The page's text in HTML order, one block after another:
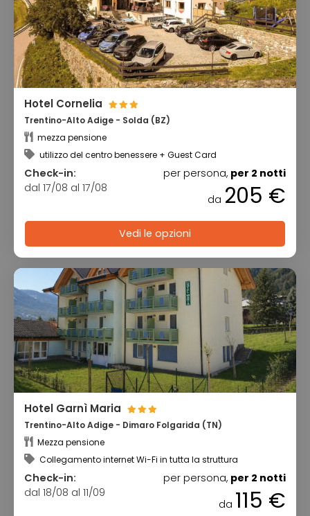
Hotel Cornelia
Trentino-Alto Adige - Solda (BZ)
mezza pensione
utilizzo del centro benessere + Guest Card
Check-in:
dal 17/08 al 17/08
per persona, per 2 notti
da 205 €
Vedi le opzioni
Hotel Garnì Maria
Trentino-Alto Adige - Dimaro Folgarida (TN)
Mezza pensione
Collegamento internet Wi-Fi in tutta la struttura
Check-in:
dal 18/08 al 11/09
per persona, per 2 notti
da 115 €